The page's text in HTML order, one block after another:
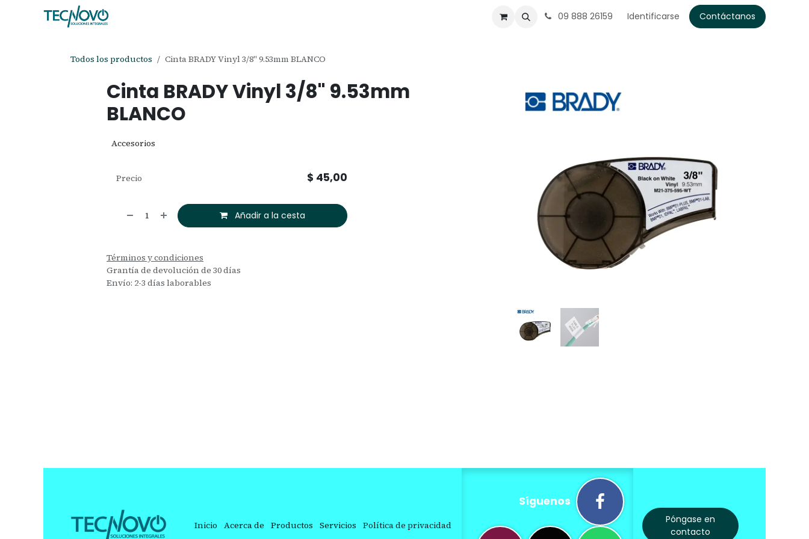
09 888 26159 Identificarse Contáctanos
Todos los productos Cinta BRADY Vinyl 3/8" 9.53mm BLANCO
Cinta BRADY Vinyl 3/8" 9.53mm
BLANCO
Accesorios
Añadir a la cesta
Precio $ 45,00
Términos y condiciones
Grantía de devolución de 30 días
Envío: 2-3 días laborables
Inicio Acerca de Productos Servicios Política de privacidad
Síguenos
Póngase en
contacto